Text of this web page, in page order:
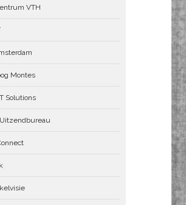
VTH
Montes
Solutions